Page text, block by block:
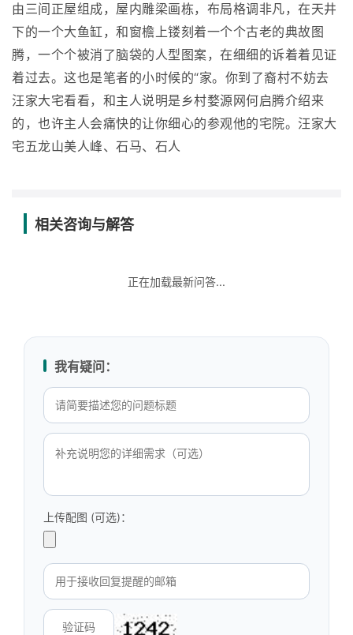
由三间正屋组成，屋内雕梁画栋，布局格调非凡，在天井
下的一个大鱼缸，和窗檐上镂刻着一个个古老的典故图
腾，一个个被消了脑袋的人型图案，在细细的诉着着见证
着过去。这也是笔者的小时候的“家。你到了裔村不妨去
汪家大宅看看，和主人说明是乡村婺源网何启腾介绍来
的，也许主人会痛快的让你细心的参观他的宅院。汪家大
宅五龙山美人峰、石马、石人
相关咨询与解答
正在加载最新问答...
我有疑问：
上传配图 (可选)：